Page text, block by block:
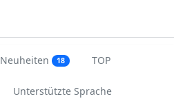
Neuheiten 18 TOP
Unterstützte Sprache